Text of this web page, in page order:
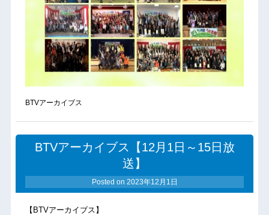
BTVアーカイブス
BTVアーカイブス【12月1日～15日放
送】
Posted on 2023年12月1日
【BTVアーカイブス】